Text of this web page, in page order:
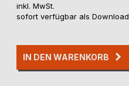
inkl. MwSt.
sofort verfügbar als Download
IN DEN WARENKORB